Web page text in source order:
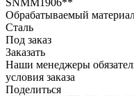
Обрабатываемый
Сталь
Под заказ
Заказать
Наши менеджеры
условия заказа
Поделиться